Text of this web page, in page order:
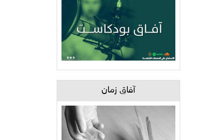
آفاق زمان